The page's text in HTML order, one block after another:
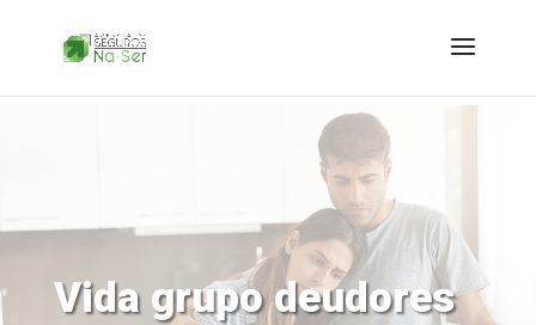
Vida grupo deudores